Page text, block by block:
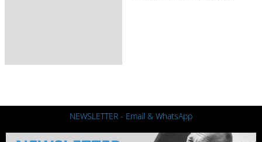
NEWSLETTER - Email & WhatsApp